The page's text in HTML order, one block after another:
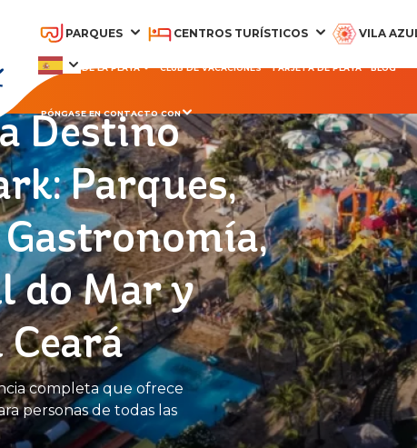
PARQUES CENTROS TURÍSTICOS VILA
PARQUE DE LA PLAYA CLUB DE VACACIONES TARJETA DE PLAYA BLOG
PÓNGASE EN CONTACTO CON
PARQUE ACUÁTICO
BEACH PARK
RESORT
ACQUA BEACH PARK
RESORT
OCEANI BEACH
RESORT
Destino
Parques,
do Mar y
completa que ofrece
personas de todas las